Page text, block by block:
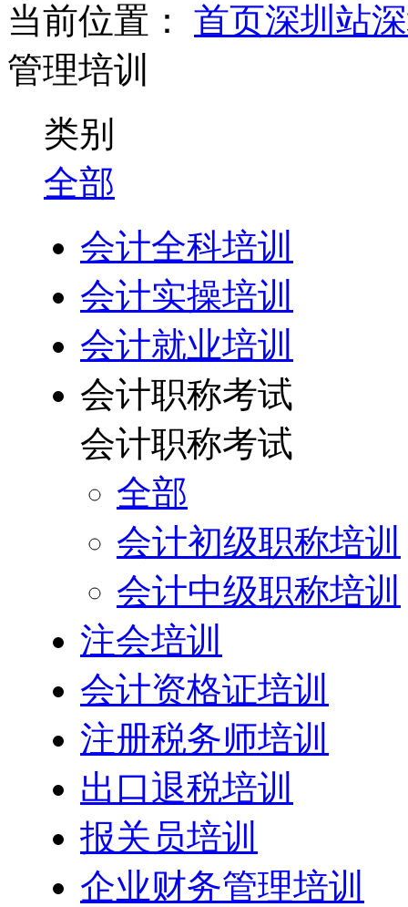
当前位置： 首页深圳站
管理培训
类别
全部
会计全科培训
会计实操培训
会计就业培训
会计职称考试
会计职称考试
全部
会计初级职称培训
会计中级职称培训
注会培训
会计资格证培训
注册税务师培训
出口退税培训
报关员培训
企业财务管理培训